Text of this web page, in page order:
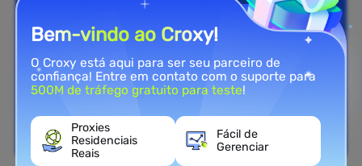
Bem-vindo ao Croxy!
O Croxy está aqui para ser seu parceiro de
confiança! Entre em contato com o suporte para
500M de tráfego gratuito para teste!
Proxies
Residenciais
Reais
Fácil de
Gerenciar